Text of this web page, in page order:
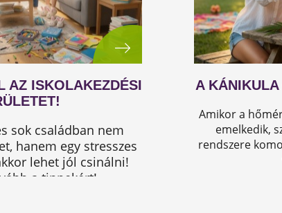
AZ ISKOLAKEZDÉSI
sok családban nem
hanem egy stresszes
lehet jól csinálni!
a tippekért!
A
Amikor a
emelkedik,
rendszere